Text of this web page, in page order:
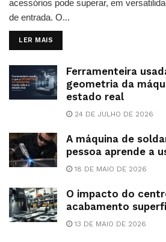
acessórios pode superar, em
de entrada. O...
LER MAIS
Ferramenteira
geometria da
estado real
24 DE JULHO DE 2026
A máquina de
pessoa aprende a
18 DE MAIO DE 2026
O impacto do
acabamento
13 DE MAIO DE 2026